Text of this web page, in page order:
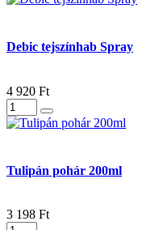
Debic tejszínhab Spray
4 920 Ft
Tulipán pohár 200ml
3 198 Ft